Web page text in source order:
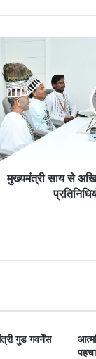
मुख्यमंत्री साय से
गुड गवर्नेंस